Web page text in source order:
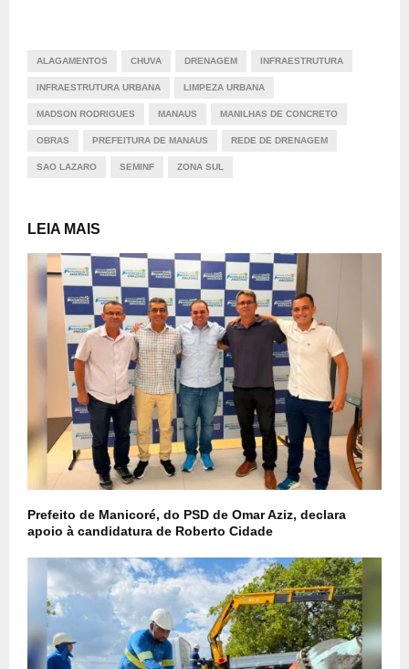
ALAGAMENTOS CHUVA DRENAGEM INFRAESTRUTURA
INFRAESTRUTURA URBANA LIMPEZA URBANA
MADSON RODRIGUES MANAUS MANILHAS DE CONCRETO
OBRAS PREFEITURA DE MANAUS REDE DE DRENAGEM
SAO LAZARO SEMINF ZONA SUL
LEIA MAIS
Prefeito de Manicoré, do PSD de Omar Aziz, declara
apoio à candidatura de Roberto Cidade